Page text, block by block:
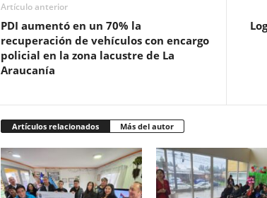
Artículo anterior
PDI aumentó en un 70% la
recuperación de vehículos con encargo
policial en la zona lacustre de La
Araucanía
Artículos relacionados Más del autor